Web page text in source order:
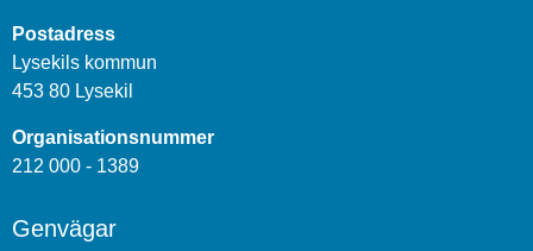
Postadress
Lysekils kommun
453 80 Lysekil
Organisationsnummer
212 000 - 1389
Genvägar